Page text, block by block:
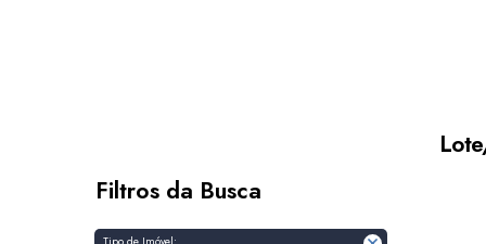
Filtros da Busca